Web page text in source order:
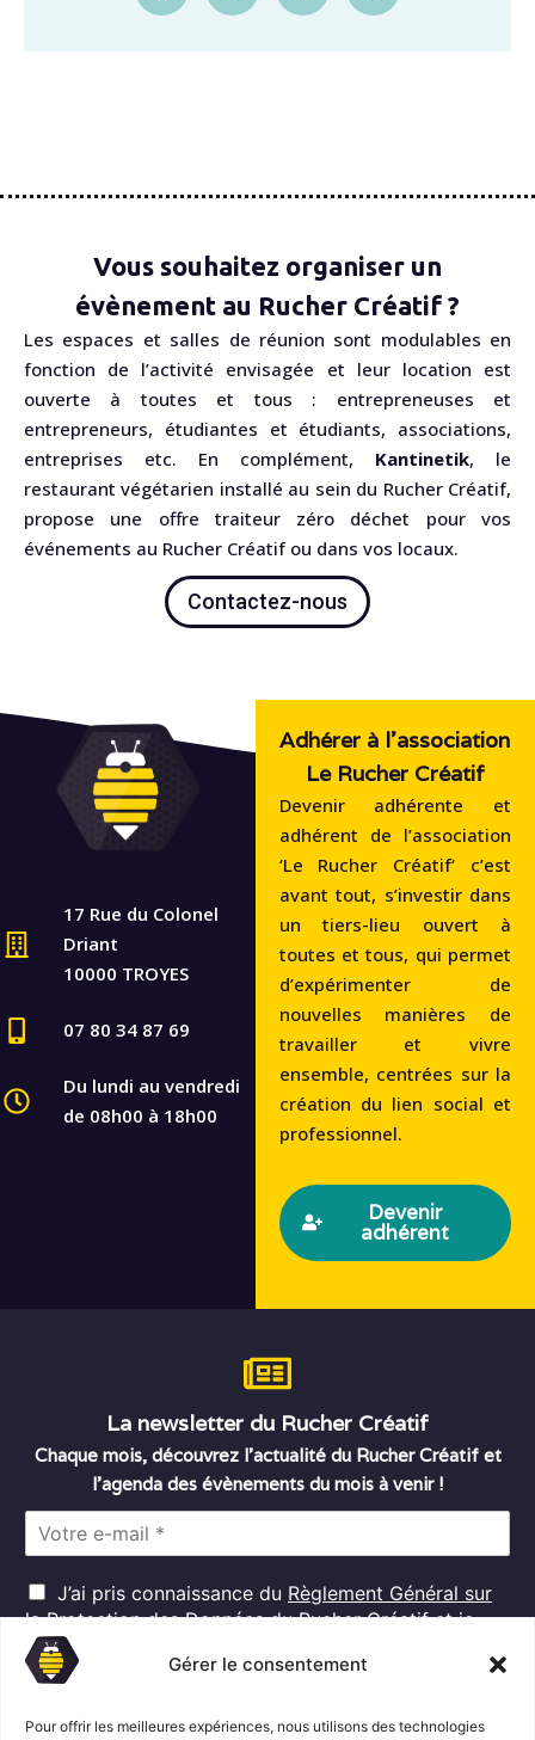
Gérer le consentement
Pour offrir les meilleures expériences, nous utilisons des technologies
Vous souhaitez organiser un
évènement au Rucher Créatif ?
Les espaces et salles de réunion sont modulables en
fonction de l’activité envisagée et leur location est
ouverte à toutes et tous : entrepreneuses et
entrepreneurs, étudiantes et étudiants, associations,
entreprises etc. En complément, Kantinetik, le
restaurant végétarien installé au sein du Rucher Créatif,
propose une offre traiteur zéro déchet pour vos
événements au Rucher Créatif ou dans vos locaux.
Contactez-nous
17 Rue du Colonel
Driant
10000 TROYES
07 80 34 87 69
Du lundi au vendredi
de 08h00 à 18h00
Adhérer à l'association
Le Rucher Créatif
Devenir adhérente et
adhérent de l’association
‘Le Rucher Créatif‘ c’est
avant tout, s’investir dans
un tiers-lieu ouvert à
toutes et tous, qui permet
d’expérimenter de
nouvelles manières de
travailler et vivre
ensemble, centrées sur la
création du lien social et
professionnel.
Devenir
adhérent
La newsletter du Rucher Créatif
Chaque mois, découvrez l’actualité du Rucher Créatif et
l’agenda des évènements du mois à venir !
l
*
R
G
D
P
J’ai pris connaissance du Règlement Général sur
la Protection des Donnéesdu Rucher Créatif et je
consens au traitement de mes données personnelles
dans ces conditions.*